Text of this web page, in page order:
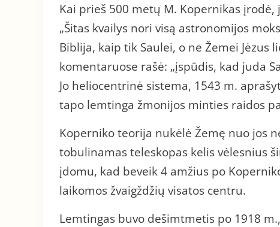
Kai prieš 500 metų M. Kopernikas
„Šitas kvailys nori visą astronomijos
Biblija, kaip tik Saulei, o ne Žemei Jėzus
komentaruose rašė: „įspūdis, kad juda
Jo heliocentrinė sistema, 1543 m.
tapo lemtinga žmonijos minties raidos
Koperniko teorija nukėlė Žemę nuo jos
tobulinamas teleskopas kelis vėlesnius
įdomu, kad beveik 4 amžius po
laikomos žvaigždžių visatos centru.
Lemtingas buvo dešimtmetis po 1918